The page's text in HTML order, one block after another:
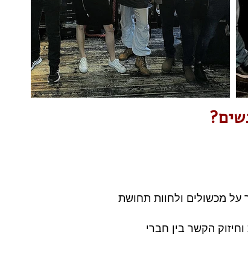
על מכשולים ולחוות תחושת
הקשר בין חברי